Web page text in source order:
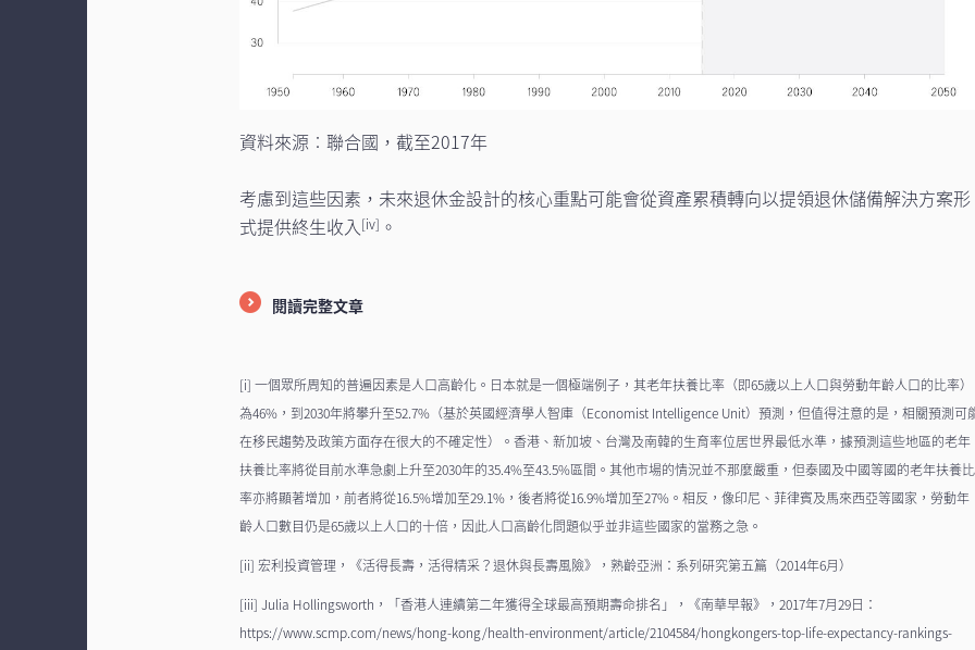
資料來源︰聯合國，截至2017年
考慮到這些因素，未來退休金設計的核心重點可能會從資產累積轉向以提領退休儲備解決方案形
式提供終生收入[iv] 。
閱讀完整文章
[i] 一個眾所周知的普遍因素是人口高齡化。日本就是一個極端例子，其老年扶養比率（即65歲以上人口與勞動年齡人口的比率）
為46%，到2030年將攀升至52.7%（基於英國經濟學人智庫（Economist Intelligence Unit）預測，但值得注意的是，相關預測可
在移民趨勢及政策方面存在很大的不確定性）。香港、新加坡、台灣及南韓的生育率位居世界最低水準，據預測這些地區的老年
扶養比率將從目前水準急劇上升至2030年的35.4%至43.5%區間。其他市場的情況並不那麼嚴重，但泰國及中國等國的老年扶養比
率亦將顯著增加，前者將從16.5%增加至29.1%，後者將從16.9%增加至27%。相反，像印尼、菲律賓及馬來西亞等國家，勞動年
齡人口數目仍是65歲以上人口的十倍，因此人口高齡化問題似乎並非這些國家的當務之急。
[ii] 宏利投資管理，《活得長壽，活得精采？退休與長壽風險》，熟齡亞洲：系列研究第五篇（2014年6月）
[iii] Julia Hollingsworth，「香港人連續第二年獲得全球最高預期壽命排名」，《南華早報》，2017年7月29日：
https://www.scmp.com/news/hong-kong/health-environment/article/2104584/hongkongers-top-life-expectancy-rankings-